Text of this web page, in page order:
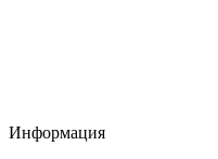
Информация